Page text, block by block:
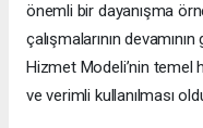
önemli bir dayanışma
çalışmalarının
Hizmet Modeli’nin temel
ve verimli kullanılması